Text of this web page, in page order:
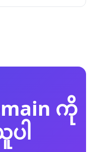
ကို
ါ